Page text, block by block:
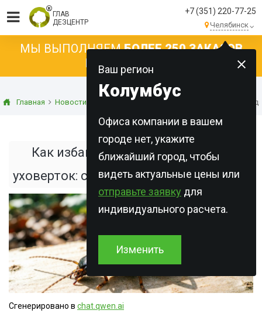
ГЛАВ
ДЕЗЦЕНТР
+7 (351) 220-77-25
Челябинск
Ваш регион
Колумбус
Офиса компании в вашем
городе нет, укажите
ближайший город, чтобы
видеть актуальные цены или
отправьте заявку для
индивидуального расчета.
Изменить
МЫ ВЫПОЛНЯЕМБОЛЕЕ 250 ЗАКАЗОВ
КАЖДЫЙ ДЕНЬ!
Главная Новости Статьи о дезинсекции Как избавиться от
Как избавиться от двухвосток и
уховерток: советы для дома и участка
Сгенерировано в chat.qwen.ai